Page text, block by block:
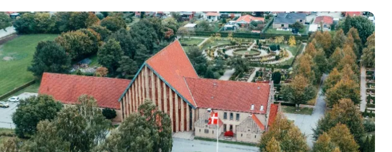
und Tickets buchen